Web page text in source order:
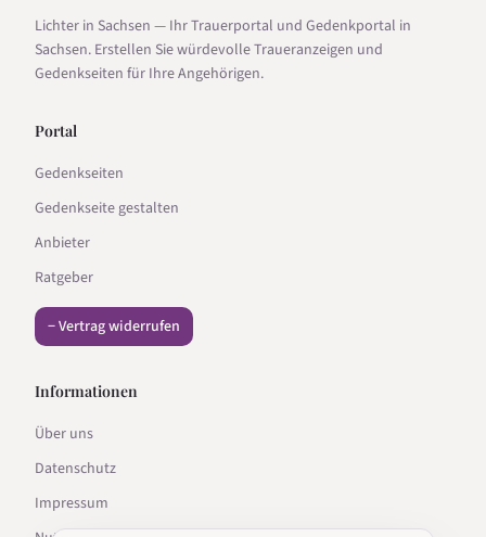
Lichter in Sachsen — Ihr Trauerportal und Gedenkportal in
Sachsen. Erstellen Sie würdevolle Traueranzeigen und
Gedenkseiten für Ihre Angehörigen.
Portal
Gedenkseiten
Gedenkseite gestalten
Anbieter
Ratgeber
− Vertrag widerrufen
Informationen
Über uns
Datenschutz
Impressum